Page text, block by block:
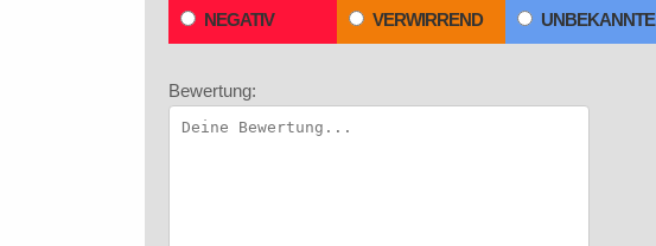
NEGATIV VERWIRREND UNBEKANNTE
Bewertung: